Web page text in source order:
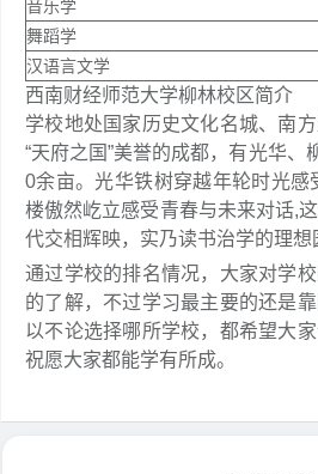
音乐学
舞蹈学
汉语言文学
西南财经师范大学柳林校区简介
学校地处国家历史文化名城、南
“天府之国”美誉的成都，有光华、
0余亩。光华铁树穿越年轮时光感
楼傲然屹立感受青春与未来对话,
代交相辉映，实乃读书治学的理想
通过学校的排名情况，大家对学
的了解，不过学习最主要的还是
以不论选择哪所学校，都希望大
祝愿大家都能学有所成。